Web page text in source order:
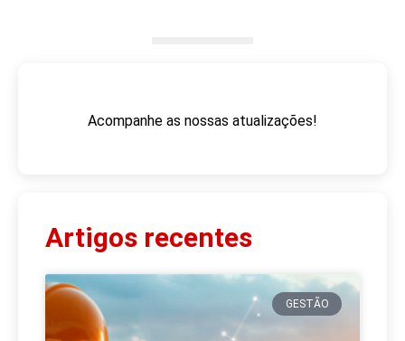
Acompanhe as nossas atualizações!
Artigos recentes
GESTÃO